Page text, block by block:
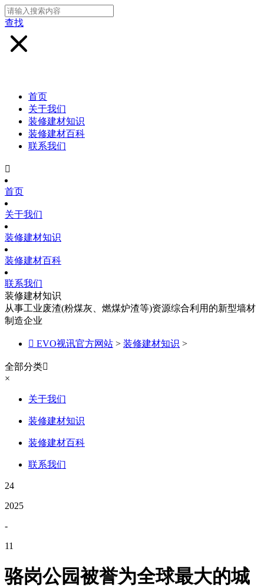
查找
首页
关于我们
装修建材知识
装修建材百科
联系我们

首页
关于我们
装修建材知识
装修建材百科
联系我们
装修建材知识
从事工业废渣(粉煤灰、燃煤炉渣等)资源综合利用的新型墙材
制造企业
 EVO视讯官方网站 > 装修建材知识 >
全部分类
×
关于我们
装修建材知识
装修建材百科
联系我们
24
2025
-
11
骆岗公园被誉为全球最大的城